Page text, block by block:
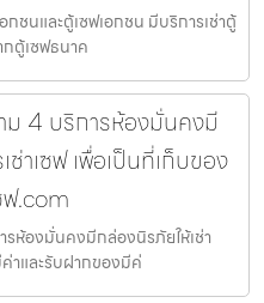
ชนและตู้เซฟเอกชน มีบริการเช่าตู้
กตู้เซฟธนาค
4 บริการห้องมั่นคงมี
าเซฟ เพื่อเป็นที่เก็บของ
.com
ห้องมั่นคงมีกล่องนิรภัยให้เช่า
ค่าและรับฝากของมีค่